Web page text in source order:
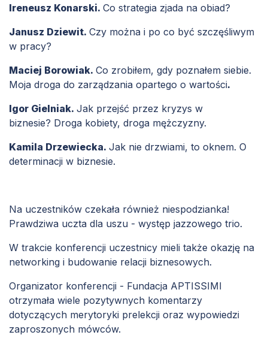
Ireneusz Konarski. Co strategia zjada na obiad?
Janusz Dziewit. Czy można i po co być szczęśliwym
w pracy?
Maciej Borowiak. Co zrobiłem, gdy poznałem siebie.
Moja droga do zarządzania opartego o wartości.
Igor Gielniak. Jak przejść przez kryzys w
biznesie? Droga kobiety, droga mężczyzny.
Kamila Drzewiecka. Jak nie drzwiami, to oknem. O
determinacji w biznesie.
Na uczestników czekała również niespodzianka!
Prawdziwa uczta dla uszu - występ jazzowego trio.
W trakcie konferencji uczestnicy mieli także okazję na
networking i budowanie relacji biznesowych.
Organizator konferencji - Fundacja APTISSIMI
otrzymała wiele pozytywnych komentarzy
dotyczących merytoryki prelekcji oraz wypowiedzi
zaproszonych mówców.